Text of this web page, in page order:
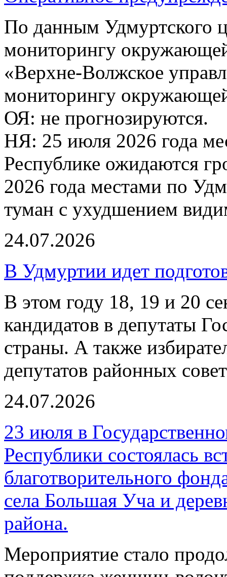
По данным Удмуртского
мониторингу
«Верхне-Волжское
мониторингу
ОЯ: не прогнозируются.
НЯ: 25 июля 2026 года
Республике ожидаются
2026 года местами по
туман с ухудшением
24.07.2026
В Удмуртии идет
В этом году 18, 19 и 20
кандидатов в депутаты
страны. А также
депутатов районных
24.07.2026
23 июля в
Республики состоялась
благотворительного
села Большая Уча и
района.
Мероприятие стало